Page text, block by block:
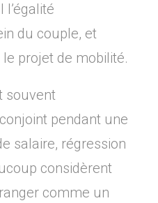
du couple, et
projet de mobilité.
souvent
pendant une
salaire, régression
considèrent
comme un